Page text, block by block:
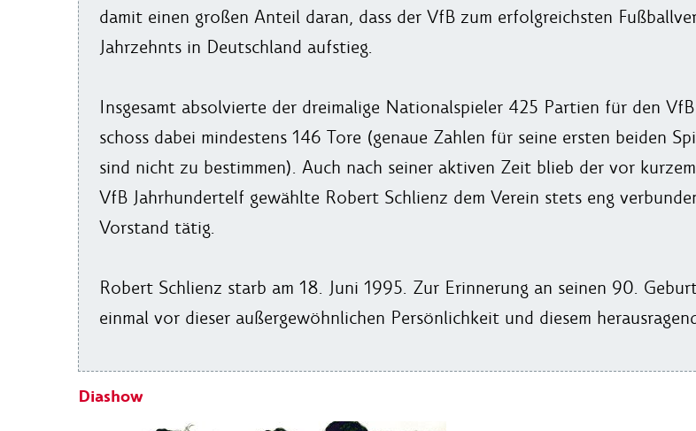
damit einen großen Anteil daran, dass der VfB zum erfolgreichsten
Jahrzehnts in Deutschland aufstieg.
Insgesamt absolvierte der dreimalige Nationalspieler 425 Partien für den
schoss dabei mindestens 146 Tore (genaue Zahlen für seine ersten beiden
sind nicht zu bestimmen). Auch nach seiner aktiven Zeit blieb der vor
VfB Jahrhundertelf gewählte Robert Schlienz dem Verein stets eng
Vorstand tätig.
Robert Schlienz starb am 18. Juni 1995. Zur Erinnerung an seinen 90.
einmal vor dieser außergewöhnlichen Persönlichkeit und diesem
Diashow